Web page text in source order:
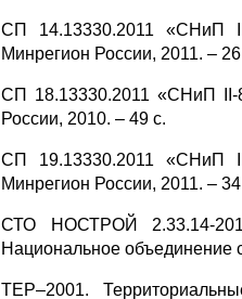
СП 14.13330.2011 «СНиП
Минрегион России, 2011. – 26
СП 18.13330.2011 «СНиП II-
России, 2010. – 49 с.
СП 19.13330.2011 «СНиП
Минрегион России, 2011. – 34
СТО НОСТРОЙ 2.33.14-
Национальное объединение
ТЕР–2001.